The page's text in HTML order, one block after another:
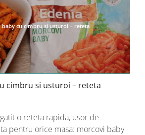
cu cimbru si usturoi – reteta
cimbru si usturoi – reteta
o reteta rapida, usor de
pentru orice masa: morcovi baby